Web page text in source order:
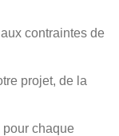
contraintes de
projet, de la
pour chaque